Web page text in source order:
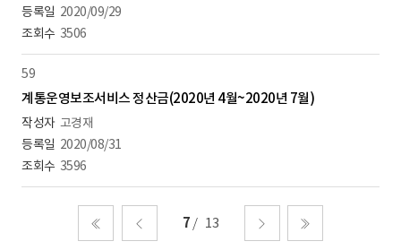
2020/09/29
3506
59
계통운영보조서비스 정산금(2020년 4월~2020년 7월)
고경재
2020/08/31
3596
7 13